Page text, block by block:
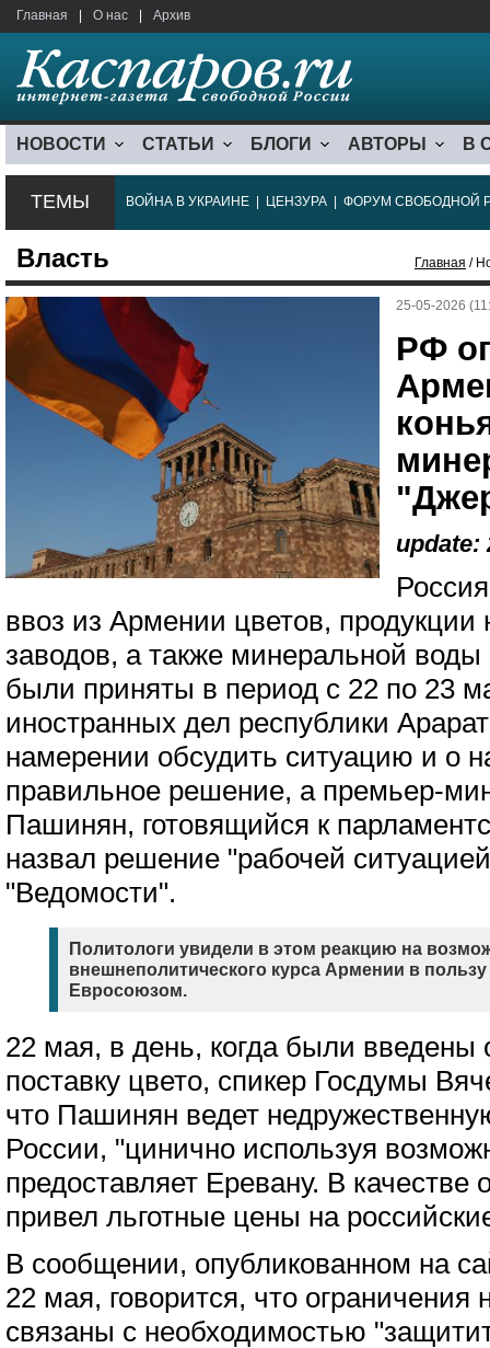
Главная О нас Архив
НОВОСТИ СТАТЬИ БЛОГИ АВТОРЫ В
ТЕМЫ ВОЙНА В УКРАИНЕ ЦЕНЗУРА ФОРУМ СВОБОДНОЙ
Власть Главная /
25-05-2026
РФ
update:
ввоз из Армении цветов, продукции
заводов, а также минеральной
были приняты в период с 22 по 23
иностранных дел республики
намерении обсудить ситуацию и о
правильное решение, а премьер-
Пашинян, готовящийся к
назвал решение "рабочей
"Ведомости".
Политологи увидели в этом реакцию на
внешнеполитического курса Армении в
Евросоюзом.
22 мая, в день, когда были введены
поставку цвето, спикер Госдумы
что Пашинян ведет
России, "цинично используя
предоставляет Еревану. В качестве
привел льготные цены на
В сообщении, опубликованном на
22 мая, говорится, что ограничения
связаны с необходимостью